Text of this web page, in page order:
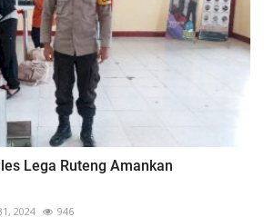
Lega Ruteng Amankan
2024 946